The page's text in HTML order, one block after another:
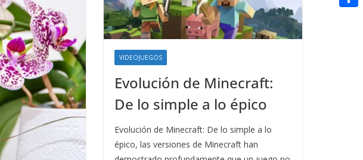
VIDEOJUEGOS
Evolución de Minecraft:
De lo simple a lo épico
Evolución de Minecraft: De lo simple a lo
épico, las versiones de Minecraft han
n
a